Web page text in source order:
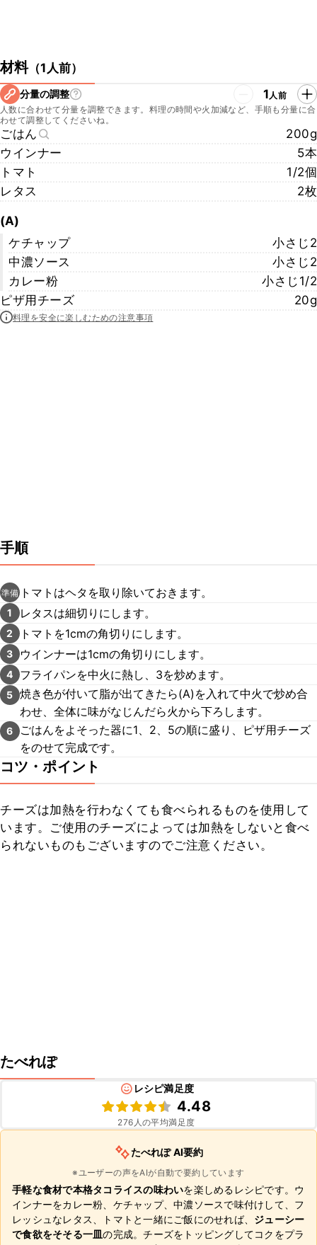
材料（1人前）
分量の調整 1人前
人数に合わせて分量を調整できます。料理の時間や火加減など、手順も分量に合
わせて調整してくださいね。
ごはん
200g
ウインナー
5本
トマト
1/2個
レタス
2枚
(A)
ケチャップ
小さじ2
中濃ソース
小さじ2
カレー粉
小さじ1/2
ピザ用チーズ
20g
料理を安全に楽しむための注意事項
手順
準備 トマトはヘタを取り除いておきます。
1 レタスは細切りにします。
2 トマトを1cmの角切りにします。
3 ウインナーは1cmの角切りにします。
4 フライパンを中火に熱し、3を炒めます。
5 焼き色が付いて脂が出てきたら(A)を入れて中火で炒め合
わせ、全体に味がなじんだら火から下ろします。
6
ごはんをよそった器に1、2、5の順に盛り、ピザ用チーズ
をのせて完成です。
コツ・ポイント
チーズは加熱を行わなくても食べられるものを使用して
います。ご使用のチーズによっては加熱をしないと食べ
られないものもございますのでご注意ください。
たべれぽ
レシピ満足度
4.48
276 人の平均満足度
たべれぽ AI要約
※ユーザーの声をAIが自動で要約しています
手軽な食材で本格タコライスの味わいを楽しめるレシピです。ウ
インナーをカレー粉、ケチャップ、中濃ソースで味付けして、フ
レッシュなレタス、トマトと一緒にご飯にのせれば、 ジューシー
で食欲をそそる一皿の完成。チーズをトッピングしてコクをプラ